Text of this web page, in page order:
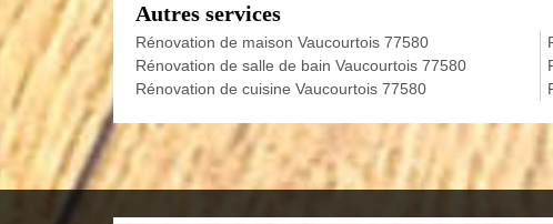
Autres services
Rénovation de maison Vaucourtois 77580
Rénovation de salle de bain Vaucourtois 77580
Rénovation de cuisine Vaucourtois 77580